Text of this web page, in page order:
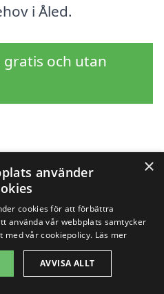
i Åled.
gratis och utan
för
städer
×
använder
cookies för att förbättra
använda vår webbplats samtycker
med vår cookiepolicy. Läs mer
AVVISA ALLT